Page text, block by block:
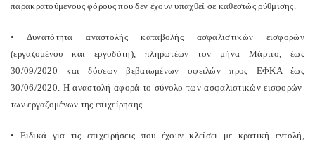
παρακρατούμενους φόρους που δεν έχουν υπαχθεί σε καθεστώς ρύθμισης.
• Δυνατότητα αναστολής καταβολής ασφαλιστικών εισφορών
(εργαζομένου και εργοδότη), πληρωτέων τον μήνα Μάρτιο, έως
30/09/2020 και δόσεων βεβαιωμένων οφειλών προς ΕΦΚΑ έως
30/06/2020. Η αναστολή αφορά το σύνολο των ασφαλιστικών εισφορών
των εργαζομένων της επιχείρησης.
• Ειδικά για τις επιχειρήσεις που έχουν κλείσει με κρατική εντολή,